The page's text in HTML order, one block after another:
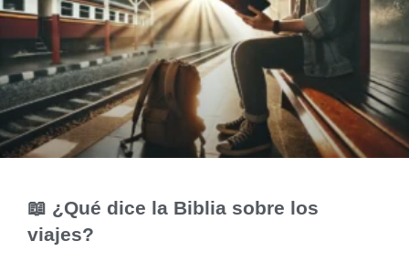
📖 ¿Qué dice la Biblia sobre los
viajes?